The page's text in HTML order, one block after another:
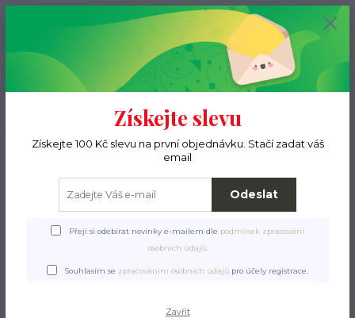
Menu
(Po-Pá, 9-15 hod.)
0 ks
0 Kč
Vybavení ubikace Misky
Miska keramická MARGOT
hlodavec 200ml Zolux
Získejte slevu
Získejte 100 Kč slevu na první objednávku. Stačí zadat váš
email
Odeslat
Přeji si odebírat novinky e-mailem dle podmínek zpracování
osobních údajů.
Souhlasím se zpracováním osobních údajů pro účely registrace.
Zavřít